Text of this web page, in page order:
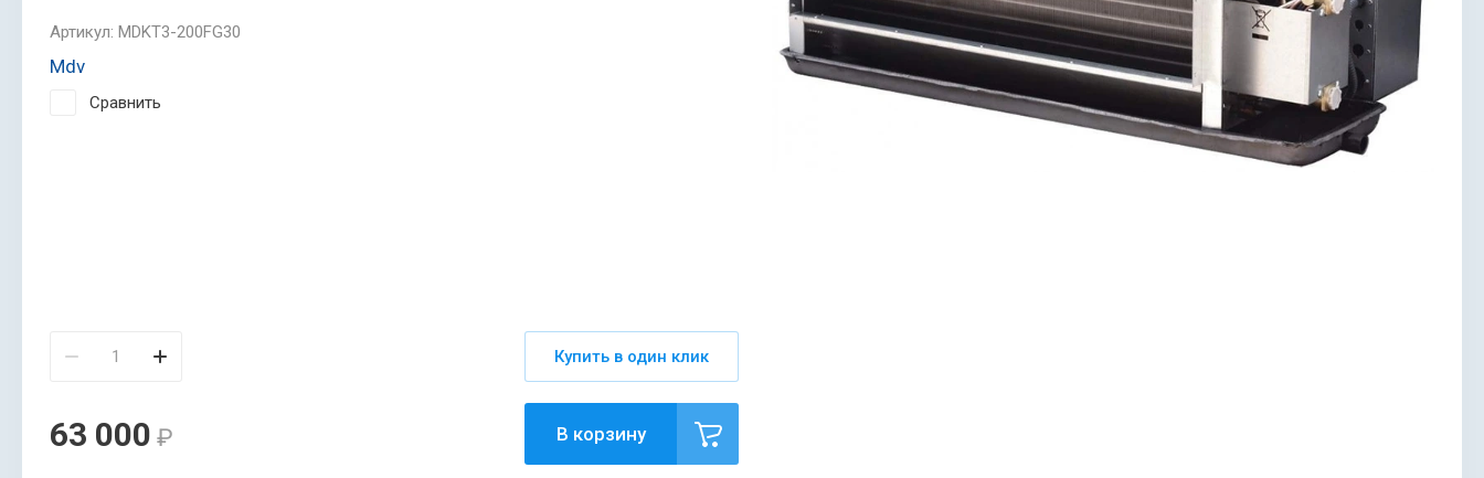
Артикул: MDKT3-200FG30
Mdv
Сравнить
63 000 ₽ В корзину
Купить в один клик